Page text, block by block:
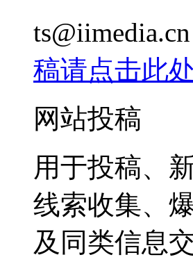
ts@iimedia.cn
稿请点击此处
网站投稿
用于投稿、
线索收集、
及同类信息